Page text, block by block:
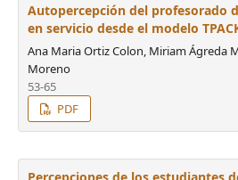
Autopercepción del profesorado
en servicio desde el modelo
Ana Maria Ortiz Colon, Miriam Ágreda
Moreno
53-65
PDF
Percepciones de los estudiantes